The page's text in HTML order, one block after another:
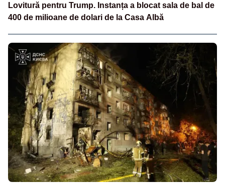
Lovitură pentru Trump. Instanța a blocat sala de bal de
400 de milioane de dolari de la Casa Albă